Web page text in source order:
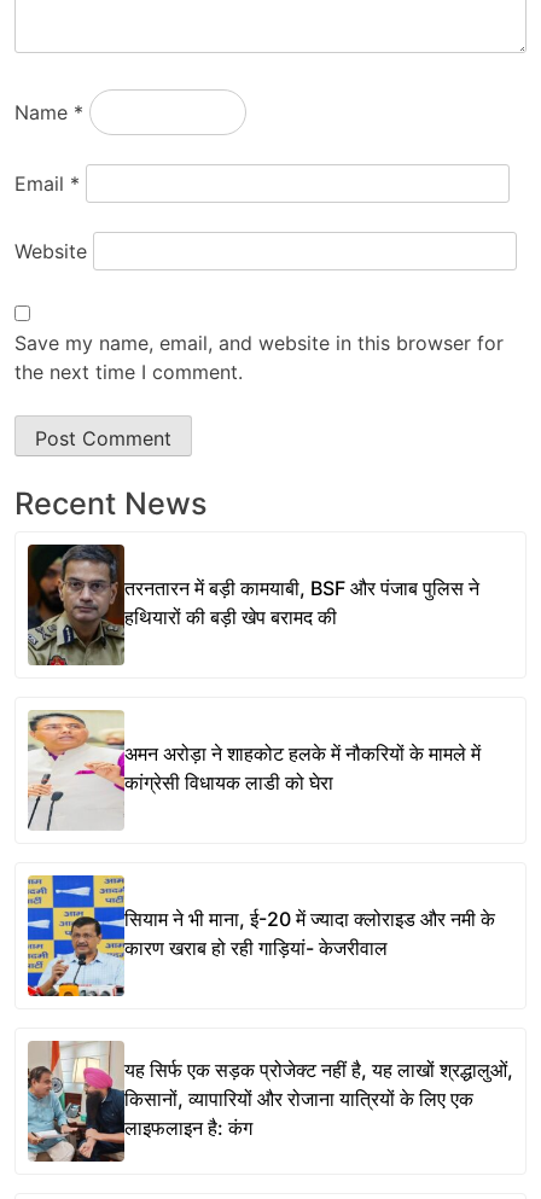
Name *
Email *
Website
Save my name, email, and website in this browser for
the next time I comment.
Recent News
तरनतारन में बड़ी कामयाबी, BSF और पंजाब पुलिस ने
हथियारों की बड़ी खेप बरामद की
अमन अरोड़ा ने शाहकोट हलके में नौकरियों के मामले में
कांग्रेसी विधायक लाडी को घेरा
सियाम ने भी माना, ई-20 में ज्यादा क्लोराइड और नमी के
कारण खराब हो रही गाड़ियां- केजरीवाल
यह सिर्फ एक सड़क प्रोजेक्ट नहीं है, यह लाखों श्रद्धालुओं,
किसानों, व्यापारियों और रोजाना यात्रियों के लिए एक
लाइफलाइन है: कंग